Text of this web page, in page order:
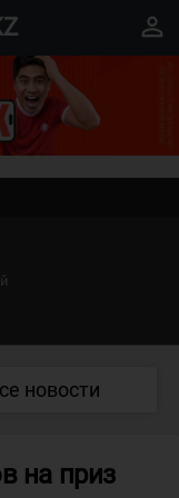
perm_identity
новости
на приз